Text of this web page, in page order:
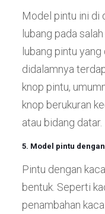
Model pintu ini di
lubang pada
lubang pintu
didalamnya
knop pintu,
knop berukuran
atau bidang datar.
5. Model pintu
Pintu dengan
bentuk. Seperti
penambahan